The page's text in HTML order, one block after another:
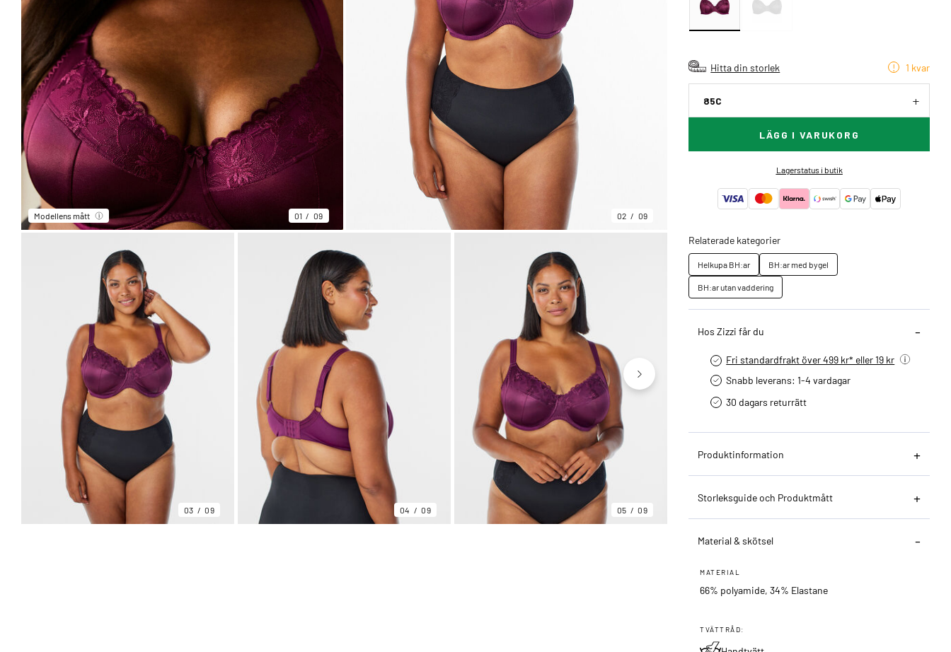
Modellens mått 01 09 02 09
03 09 04 09 05 09
Hitta din storlek 1 kvar
85C
LÄGG I VARUKORG
Lagerstatus i butik
Relaterade kategorier
Helkupa BH:ar
BH:ar med bygel
BH:ar utan vaddering
Hos Zizzi får du
Fri standardfrakt över 499 kr* eller 19 kr
Snabb leverans: 1-4 vardagar
30 dagars returrätt­
Produktinformation
Storleksguide och Produktmått
Material & skötsel
MATERIAL
66% polyamide, 34% Elastane
TVÄTTRÅD: